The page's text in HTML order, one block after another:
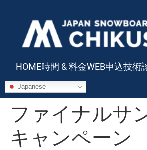
HOME時間 & 料金WEB申込技術
Japanese
ファイナルサ
キャンペーン